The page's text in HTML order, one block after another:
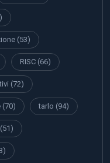
(53)
RISC (66)
(72)
(70) tarlo (94)
(51)